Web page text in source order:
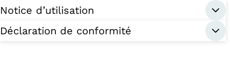
Notice d’utilisation
Déclaration de conformité